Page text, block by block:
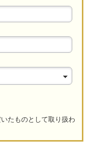
たものとして取り扱わ